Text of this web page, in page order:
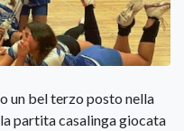
un bel terzo posto nella
partita casalinga giocata